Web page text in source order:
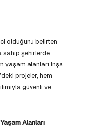
olduğunu belirten
sahip şehirlerde
yaşam alanları inşa
projeler, hem
güvenli ve
Alanları